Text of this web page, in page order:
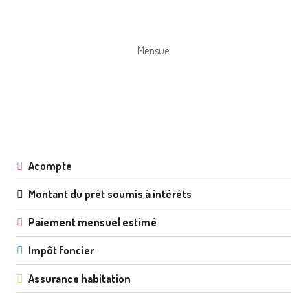
Mensuel
Acompte
Montant du prêt soumis à intérêts
Paiement mensuel estimé
Impôt foncier
Assurance habitation